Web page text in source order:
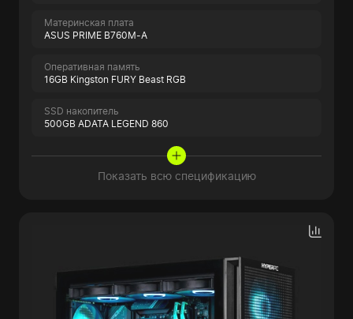
Материнская плата
ASUS PRIME B760M-A
Оперативная память
16GB Kingston FURY Beast RGB
SSD накопитель
500GB ADATA LEGEND 860
Показать всю спецификацию